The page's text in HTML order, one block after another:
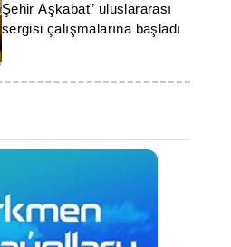
Şehir Aşkabat” uluslararası
sergisi çalışmalarına başladı